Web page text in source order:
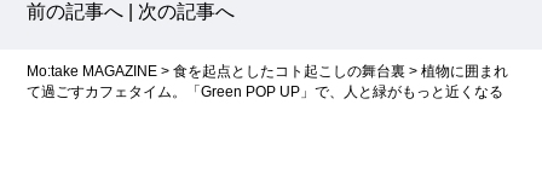
前の記事へ 次の記事へ
Mo:take MAGAZINE >食を起点としたコト起こしの舞台裏 >植物に囲まれ
て過ごすカフェタイム。「Green POP UP」で、人と緑がもっと近くなる